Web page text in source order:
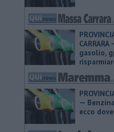
gasolio,
—
ecco